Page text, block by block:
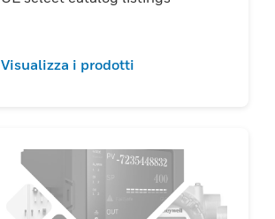
Visualizza i prodotti